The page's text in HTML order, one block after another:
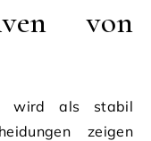
von
wird als stabil
zeigen